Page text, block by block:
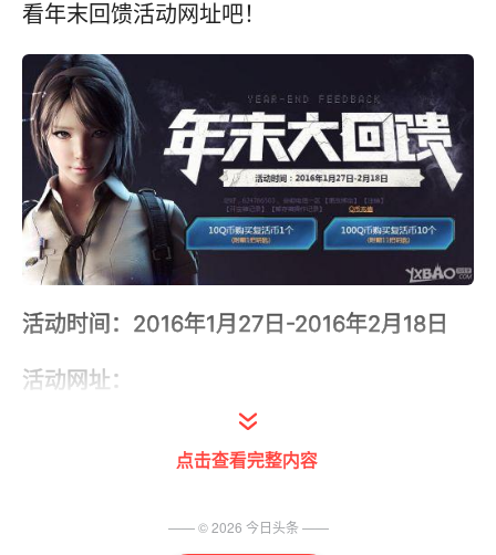
看年末回馈活动网址吧！
活动时间：2016年1月27日-2016年2月18日
活动网址：
http://act.daoju.qq.com/act/cf/a20151231n
mdhk/index.htm点击查看完整内容
—— ©2026 今日头条 ——